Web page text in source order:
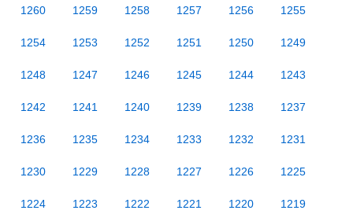
1260 1259 1258 1257 1256 1255
1254 1253 1252 1251 1250 1249
1248 1247 1246 1245 1244 1243
1242 1241 1240 1239 1238 1237
1236 1235 1234 1233 1232 1231
1230 1229 1228 1227 1226 1225
1224 1223 1222 1221 1220 1219